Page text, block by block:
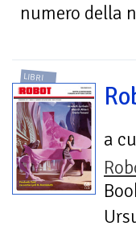
numero della
LIBRI
a